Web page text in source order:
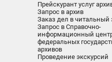
Прейскурант услуг
Запрос в архив
Заказ дел в читальный
Запрос в Справочно-
информационный
федеральных
архивов
Проведение экскурсий